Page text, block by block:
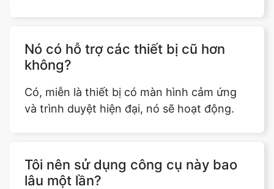
Nó có hỗ trợ các thiết bị cũ hơn
không?
Có, miễn là thiết bị có màn hình cảm ứng
và trình duyệt hiện đại, nó sẽ hoạt động.
Tôi nên sử dụng công cụ này bao
lâu một lần?